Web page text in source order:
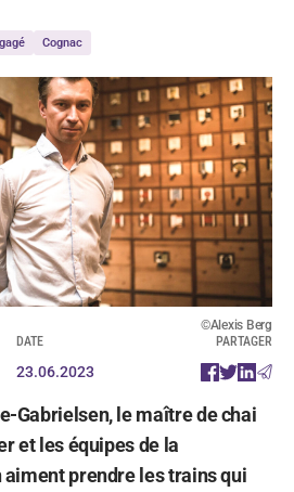
Cognac
©Alexis Berg
DATE
23.06.2023
PARTAGER
Gabrielsen, le maître de chai
et les équipes de la
prendre les trains qui